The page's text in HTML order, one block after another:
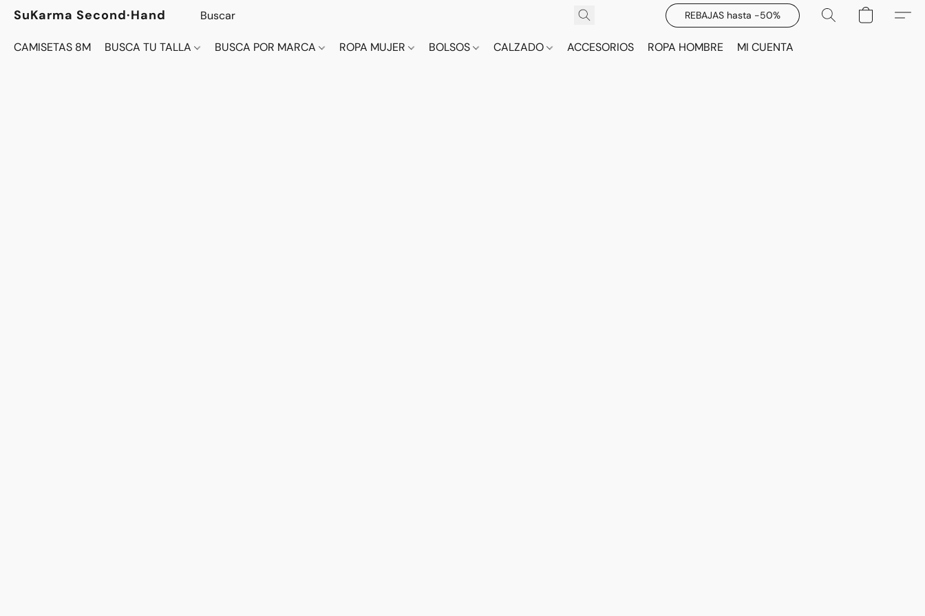
SuKarma Second·Hand REBAJAS hasta -50%
CAMISETAS 8M BUSCA TU TALLA BUSCA POR MARCA ROPA MUJER BOLSOS CALZADO ACCESORIOS ROPA HOMBRE MI CUENTA